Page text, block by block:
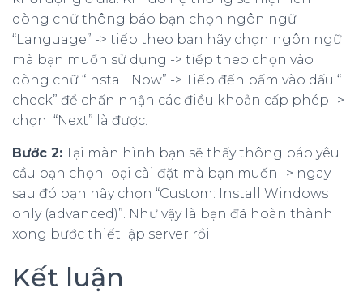
dòng chữ thông báo bạn chọn ngôn ngữ
“Language” -> tiếp theo bạn hãy chọn ngôn ngữ
mà bạn muốn sử dụng -> tiếp theo chọn vào
dòng chữ “Install Now” -> Tiếp đến bấm vào dấu “
check” để chấn nhận các điều khoản cấp phép ->
chọn “Next” là được.
Bước 2: Tại màn hình bạn sẽ thấy thông báo yêu
cầu bạn chọn loại cài đặt mà bạn muốn -> ngay
sau đó bạn hãy chọn “Custom: Install Windows
only (advanced)”. Như vậy là bạn đã hoàn thành
xong bước thiết lập server rồi.
Kết luận